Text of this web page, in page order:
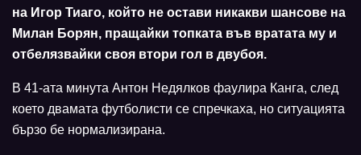
на Игор Тиаго, който не остави никакви шансове на
Милан Борян, пращайки топката във вратата му и
отбелязвайки своя втори гол в двубоя.
В 41-ата минута Антон Недялков фаулира Канга, след
което двамата футболисти се спречкаха, но ситуацията
бързо бе нормализирана.